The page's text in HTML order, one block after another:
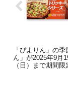
「ぴよりん」の
ん」が2025年9月
（日）まで期間